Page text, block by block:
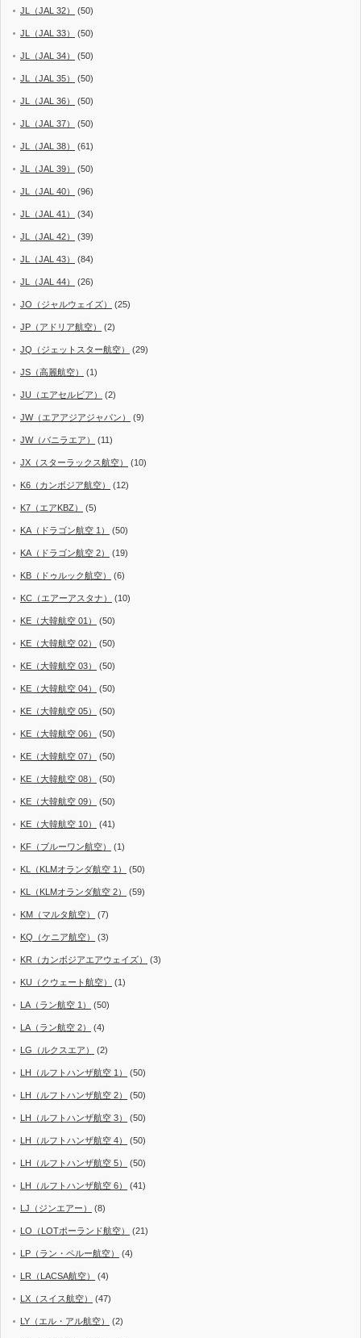
JL（JAL 32） (50)
JL（JAL 33） (50)
JL（JAL 34） (50)
JL（JAL 35） (50)
JL（JAL 36） (50)
JL（JAL 37） (50)
JL（JAL 38） (61)
JL（JAL 39） (50)
JL（JAL 40） (96)
JL（JAL 41） (34)
JL（JAL 42） (39)
JL（JAL 43） (84)
JL（JAL 44） (26)
JO（ジャルウェイズ） (25)
JP（アドリア航空） (2)
JQ（ジェットスター航空） (29)
JS（高麗航空） (1)
JU（エアセルビア） (2)
JW（エアアジアジャパン） (9)
JW（バニラエア） (11)
JX（スターラックス航空） (10)
K6（カンボジア航空） (12)
K7（エアKBZ） (5)
KA（ドラゴン航空 1） (50)
KA（ドラゴン航空 2） (19)
KB（ドゥルック航空） (6)
KC（エアーアスタナ） (10)
KE（大韓航空 01） (50)
KE（大韓航空 02） (50)
KE（大韓航空 03） (50)
KE（大韓航空 04） (50)
KE（大韓航空 05） (50)
KE（大韓航空 06） (50)
KE（大韓航空 07） (50)
KE（大韓航空 08） (50)
KE（大韓航空 09） (50)
KE（大韓航空 10） (41)
KF（ブルーワン航空） (1)
KL（KLMオランダ航空 1） (50)
KL（KLMオランダ航空 2） (59)
KM（マルタ航空） (7)
KQ（ケニア航空） (3)
KR（カンボジアエアウェイズ） (3)
KU（クウェート航空） (1)
LA（ラン航空 1） (50)
LA（ラン航空 2） (4)
LG（ルクスエア） (2)
LH（ルフトハンザ航空 1） (50)
LH（ルフトハンザ航空 2） (50)
LH（ルフトハンザ航空 3） (50)
LH（ルフトハンザ航空 4） (50)
LH（ルフトハンザ航空 5） (50)
LH（ルフトハンザ航空 6） (41)
LJ（ジンエアー） (8)
LO（LOTポーランド航空） (21)
LP（ラン・ペルー航空） (4)
LR（LACSA航空） (4)
LX（スイス航空） (47)
LY（エル・アル航空） (2)